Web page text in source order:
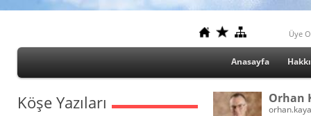
Üye
Anasayfa
Köşe Yazıları Orhan